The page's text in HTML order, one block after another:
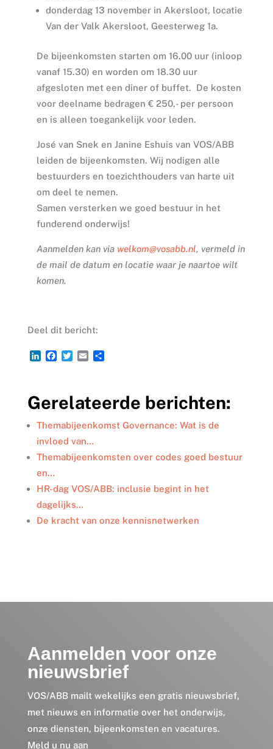
donderdag 13 november in Akersloot, locatie
Van der Valk Akersloot, Geesterweg 1a.
De bijeenkomsten starten om 16.00 uur (inloop
vanaf 15.30) en worden om 18.30 uur
afgesloten met een diner of buffet. De kosten
voor deelname bedragen € 250,- per persoon
en is alleen toegankelijk voor leden.
José van Snek en Janine Eshuis van VOS/ABB
leiden de bijeenkomsten. Wij nodigen alle
bestuurders en toezichthouders van harte uit
om deel te nemen.
Samen versterken we goed bestuur in het
funderend onderwijs!
Aanmelden kan via welkom@vosabb.nl, vermeld in
de mail de datum en locatie waar je naartoe wilt
komen.
Deel dit bericht:
L
e
d
I
n
F
b
o
o
k
T
t
e
r
E
l
D
n
Gerelateerde berichten:
Themabijeenkomst Governance: Wat is de
invloed van…
Themabijeenkomsten over codes goed bestuur
en…
HR-dag VOS/ABB: inclusie begint in het
dagelijks…
De kracht van onze kennisnetwerken
Aanmelden voor onze
nieuwsbrief
VOS/ABB mailt wekelijks een gratis nieuwsbrief,
met nieuws en informatie over het onderwijs,
onze diensten, bijeenkomsten en vacatures.
Meld u nu aan